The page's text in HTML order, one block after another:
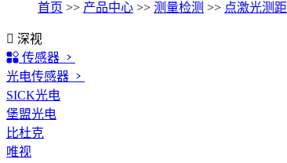
首页 >> 产品中心 >> 测量检测 >> 点激光测距
深视
传感器
光电传感器
SICK光电
堡盟光电
比杜克
唯视